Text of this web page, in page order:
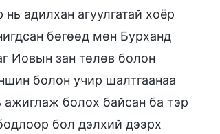
адилхан агуулгатай хоёр
бөгөөд мөн Бурханд
Иовын зан төлөв болон
болон учир шалтгаанаа
ажиглаж болох байсан ба тэр
бол дэлхий дээрх